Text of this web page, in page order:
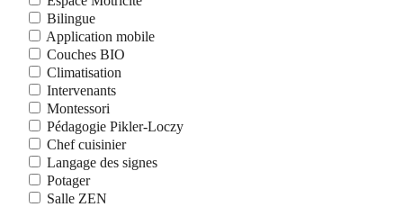
Bilingue
Application mobile
Couches BIO
Climatisation
Intervenants
Montessori
Pédagogie Pikler-Loczy
Chef cuisinier
Langage des signes
Potager
Salle ZEN